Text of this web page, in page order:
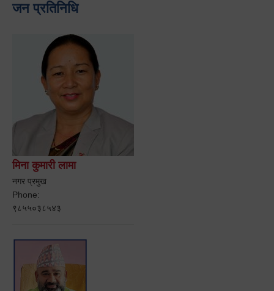
जन प्रतिनिधि
मिना कुमारी लामा
नगर प्रमुख
Phone:
९८५५०३८५४३